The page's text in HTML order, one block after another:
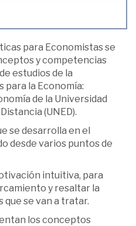
para Economistas se
y competencias
estudios de la
la Economía:
de la Universidad
(UNED).
se desarrolla en el
desde varios puntos de
intuitiva, para
y resaltar la
que se van a tratar.
los conceptos